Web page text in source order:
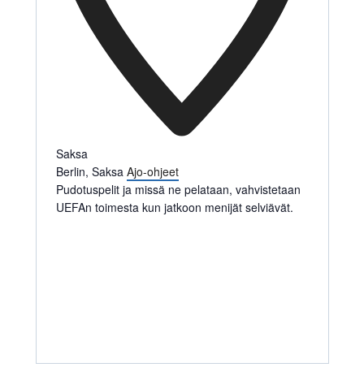
Saksa
Berlin, Saksa Ajo-ohjeet
Pudotuspelit ja missä ne pelataan, vahvistetaan
UEFAn toimesta kun jatkoon menijät selviävät.